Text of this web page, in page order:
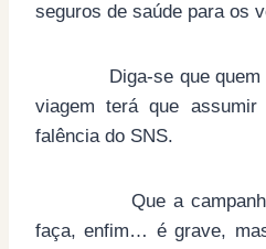
seguros de saúde para os
Diga-se que quem
viagem terá que assumir
falência do SNS.
Que a campanha
faça, enfim… é grave,